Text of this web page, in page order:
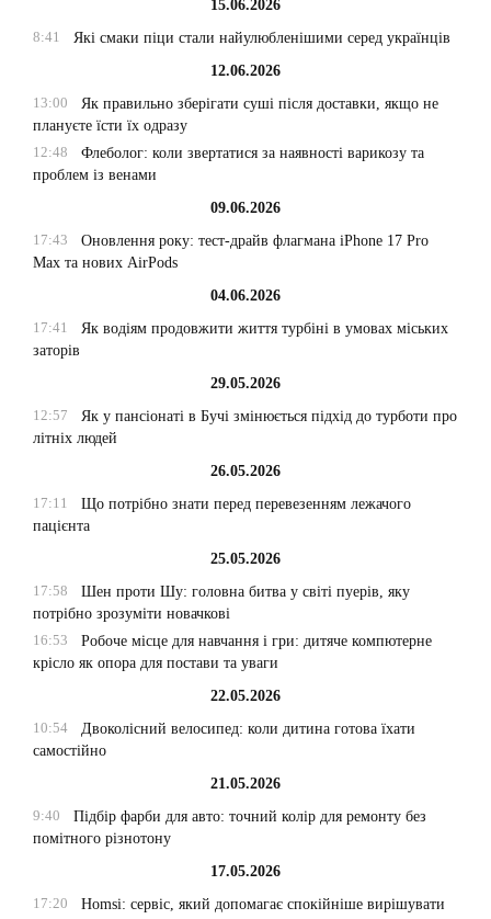
15.06.2026
8:41
Які смаки піци стали найулюбленішими серед українців
12.06.2026
13:00
Як правильно зберігати суші після доставки, якщо не
плануєте їсти їх одразу
12:48
Флеболог: коли звертатися за наявності варикозу та
проблем із венами
09.06.2026
17:43
Оновлення року: тест-драйв флагмана iPhone 17 Pro
Max та нових AirPods
04.06.2026
17:41
Як водіям продовжити життя турбіні в умовах міських
заторів
29.05.2026
12:57
Як у пансіонаті в Бучі змінюється підхід до турботи про
літніх людей
26.05.2026
17:11
Що потрібно знати перед перевезенням лежачого
пацієнта
25.05.2026
17:58
Шен проти Шу: головна битва у світі пуерів, яку
потрібно зрозуміти новачкові
16:53
Робоче місце для навчання і гри: дитяче компютерне
крісло як опора для постави та уваги
22.05.2026
10:54
Двоколісний велосипед: коли дитина готова їхати
самостійно
21.05.2026
9:40
Підбір фарби для авто: точний колір для ремонту без
помітного різнотону
17.05.2026
17:20
Homsi: сервіс, який допомагає спокійніше вирішувати